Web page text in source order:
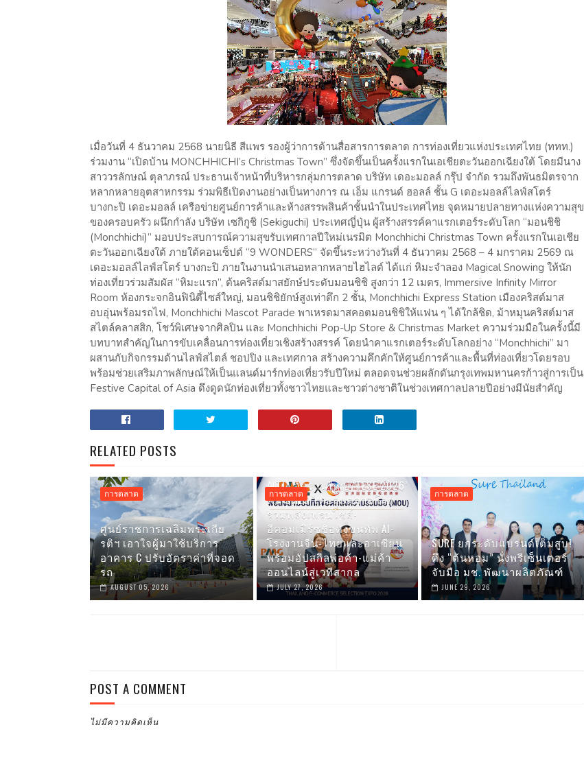
เมื่อวันที่ 4 ธันวาคม 2568 นายนิธี สีแพร รองผู้ว่าการด้านสื่อสารการตลาด การท่องเที่ยวแห่งประเทศไทย (ททท.)
ร่วมงาน “เปิดบ้าน MONCHHICHI’s Christmas Town” ซึ่งจัดขึ้นเป็นครั้งแรกในเอเชียตะวันออกเฉียงใต้ โดยมีนาง
สาววรลักษณ์ ตุลาภรณ์ ประธานเจ้าหน้าที่บริหารกลุ่มการตลาด บริษัท เดอะมอลล์ กรุ๊ป จำกัด รวมถึงพันธมิตรจาก
หลากหลายอุตสาหกรรม ร่วมพิธีเปิดงานอย่างเป็นทางการ ณ เอ็ม แกรนด์ ฮอลล์ ชั้น G เดอะมอลล์ไลฟ์สโตร์
บางกะปิ เดอะมอลล์ เครือข่ายศูนย์การค้าและห้างสรรพสินค้าชั้นนำในประเทศไทย จุดหมายปลายทางแห่งความสุข
ของครอบครัว ผนึกกำลัง บริษัท เซกิกูชิ (Sekiguchi) ประเทศญี่ปุ่น ผู้สร้างสรรค์คาแรกเตอร์ระดับโลก “มอนชิชิ
(Monchhichi)” มอบประสบการณ์ความสุขรับเทศกาลปีใหม่เนรมิต Monchhichi Christmas Town ครั้งแรกในเอเชีย
ตะวันออกเฉียงใต้ ภายใต้คอนเซ็ปต์ “9 WONDERS” จัดขึ้นระหว่างวันที่ 4 ธันวาคม 2568 – 4 มกราคม 2569 ณ
เดอะมอลล์ไลฟ์สโตร์ บางกะปิ ภายในงานนำเสนอหลากหลายไฮไลต์ ได้แก่ หิมะจำลอง Magical Snowing ให้นัก
ท่องเที่ยวร่วมสัมผัส “หิมะแรก”, ต้นคริสต์มาสยักษ์ประดับมอนชิชิ สูงกว่า 12 เมตร, Immersive Infinity Mirror
Room ห้องกระจกอินฟินิตี้ไซส์ใหญ่, มอนชิชิยักษ์สูงเท่าตึก 2 ชั้น, Monchhichi Express Station เมืองคริสต์มาส
อบอุ่นพร้อมรถไฟ, Monchhichi Mascot Parade พาเหรดมาสคอตมอนชิชิให้แฟน ๆ ได้ใกล้ชิด, ม้าหมุนคริสต์มาส
สไตล์คลาสสิก, โชว์พิเศษจากศิลปิน และ Monchhichi Pop-Up Store & Christmas Market ความร่วมมือในครั้งนี้มี
บทบาทสำคัญในการขับเคลื่อนการท่องเที่ยวเชิงสร้างสรรค์ โดยนำคาแรกเตอร์ระดับโลกอย่าง “Monchhichi” มา
ผสานกับกิจกรรมด้านไลฟ์สไตล์ ชอปปิง และเทศกาล สร้างความคึกคักให้ศูนย์การค้าและพื้นที่ท่องเที่ยวโดยรอบ
พร้อมช่วยเสริมภาพลักษณ์ให้เป็นแลนด์มาร์กท่องเที่ยวรับปีใหม่ ตลอดจนช่วยผลักดันกรุงเทพมหานครก้าวสู่การเป็น
Festive Capital of Asia ดึงดูดนักท่องเที่ยวทั้งชาวไทยและชาวต่างชาติในช่วงเทศกาลปลายปีอย่างมีนัยสำคัญ
RELATED POSTS
การตลาด
ศูนย์ราชการเฉลิมพระเกีย
รติฯ เอาใจผู้มาใช้บริการ
อาคาร C ปรับอัตราค่าที่จอด
รถ
AUGUST 05, 2026
การตลาด
AITIA จัดงานใหญ่ ‘TESE 2026’
ดัน SMES ไทยลุยตลาดโลก
รวมพลังเฟรนไชส์-
อีคอมเมิร์ซชื่อดังขนทัพ AI-
โรงงานจีน-ไทยและอาเซียน
พร้อมอัปสกิลพ่อค้า-แม่ค้า
ออนไลน์สู่เวทีสากล
JULY 27, 2026
การตลาด
SURE ยกระดับแบรนด์เต็มสูบ!
ดึง “ต้นหอม” นั่งพรีเซ็นเตอร์
จับมือ มช. พัฒนาผลิตภัณฑ์
JUNE 29, 2026
POST A COMMENT
ไม่มีความคิดเห็น